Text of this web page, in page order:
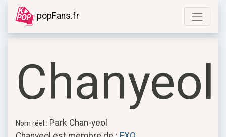
popFans.fr
Chanyeol
Nom réel : Park Chan-yeol